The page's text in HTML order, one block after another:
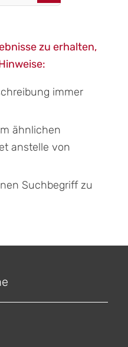
zu erhalten,
immer
ähnlichen
anstelle von
Suchbegriff zu